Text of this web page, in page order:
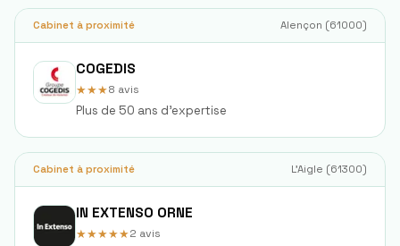
Cabinet à proximité Alençon (61000)
COGEDIS
★★★8 avis
Plus de 50 ans d'expertise
Cabinet à proximité L'Aigle (61300)
IN EXTENSO ORNE
★★★★★2 avis